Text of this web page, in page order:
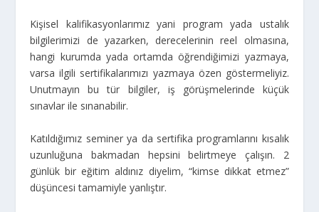
Kişisel kalifikasyonlarımız yani program yada ustalık
bilgilerimizi de yazarken, derecelerinin reel olmasına,
hangi kurumda yada ortamda öğrendiğimizi yazmaya,
varsa ilgili sertifikalarımızı yazmaya özen göstermeliyiz.
Unutmayın bu tür bilgiler, iş görüşmelerinde küçük
sınavlar ile sınanabilir.
Katıldığımız seminer ya da sertifika programlarını kısalık
uzunluğuna bakmadan hepsini belirtmeye çalışın. 2
günlük bir eğitim aldınız diyelim, “kimse dikkat etmez”
düşüncesi tamamiyle yanlıştır.